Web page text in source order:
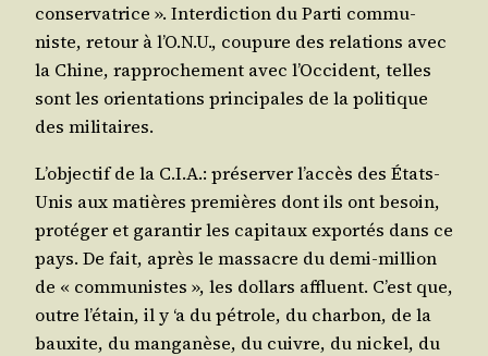
conser­va­trice ». Inter­dic­tion du Par­ti com­mu­
niste, retour à l’O.N.U., cou­pure des rela­tions avec
la Chine, rap­pro­che­ment avec l’Occident, telles
sont les orien­ta­tions prin­ci­pales de la poli­tique
des militaires.
L’objectif de la C.I.A.: pré­ser­ver l’accès des États-
Unis aux matières pre­mières dont ils ont besoin,
pro­té­ger et garan­tir les capi­taux expor­tés dans ce
pays. De fait, après le mas­sacre du demi-mil­lion
de « com­mu­nistes », les dol­lars affluent. C’est que,
outre l’étain, il y ‘a du pétrole, du char­bon, de la
bauxite, du man­ga­nèse, du cuivre, du nickel, du